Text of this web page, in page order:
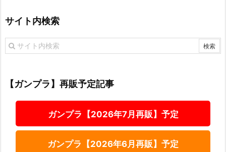
サイト内検索
【ガンプラ】再販予定記事
ガンプラ【2026年7月再販】予定
ガンプラ【2026年6月再販】予定